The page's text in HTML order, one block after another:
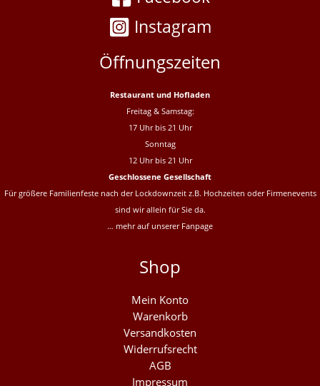
Instagram
Öffnungszeiten
Restaurant und Hofladen
Freitag & Samstag:
17 Uhr bis 21 Uhr
Sonntag
12 Uhr bis 21 Uhr
Geschlossene Gesellschaft
Für größere Familienfeste nach der Lockdownzeit z.B. Hochzeiten oder Firmenevents
sind wir allein für Sie da.
… mehr auf unserer Fanpage
Shop
Mein Konto
Warenkorb
Versandkosten
Widerrufsrecht
AGB
Impressum